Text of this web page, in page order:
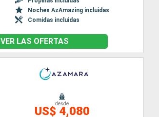
Noches AzAmazing incluidas
Comidas incluidas
VER LAS OFERTAS
desde
US$ 4,080